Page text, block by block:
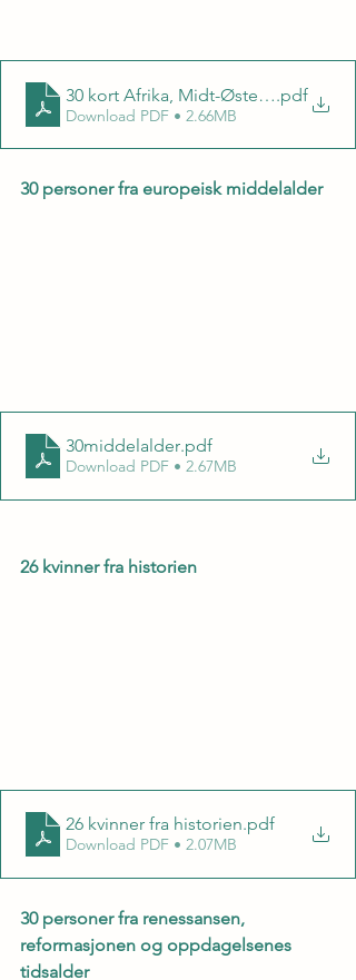
30 kort Afrika, Midt-Østen og Asia
.pdf
Download PDF • 2.66MB
30 personer fra europeisk middelalder
30middelalder.pdf
Download PDF • 2.67MB
26 kvinner fra historien
26 kvinner fra historien.pdf
Download PDF • 2.07MB
30 personer fra renessansen,
reformasjonen og oppdagelsenes
tidsalder